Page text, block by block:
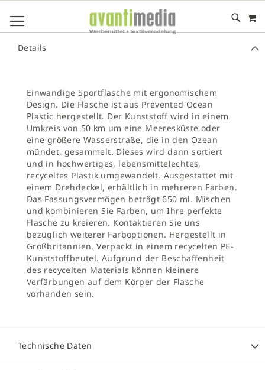
DIREKT
ZUM
# DRÜCKEN SIE DIE EINGABETASTE, UM DIE SUCHE ZU
Details
Einwandige Sportflasche mit ergonomischem
Design. Die Flasche ist aus Prevented Ocean
Plastic hergestellt. Der Kunststoff wird in einem
Umkreis von 50 km um eine Meeresküste oder
eine größere Wasserstraße, die in den Ozean
mündet, gesammelt. Dieses wird dann sortiert
und in hochwertiges, lebensmittelechtes,
recyceltes Plastik umgewandelt. Ausgestattet mit
einem Drehdeckel, erhältlich in mehreren Farben.
Das Fassungsvermögen beträgt 650 ml. Mischen
und kombinieren Sie Farben, um Ihre perfekte
Flasche zu kreieren. Kontaktieren Sie uns
bezüglich weiterer Farboptionen. Hergestellt in
Großbritannien. Verpackt in einem recycelten PE-
Kunststoffbeutel. Aufgrund der Beschaffenheit
des recycelten Materials können kleinere
Verfärbungen auf dem Körper der Flasche
vorhanden sein.
Technische Daten